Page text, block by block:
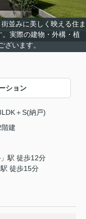
並みに美しく映える住ま
実際の建物・外構・植
ざいます。
ション
＋S(納戸)
階建
」駅 徒歩12分
徒歩15分